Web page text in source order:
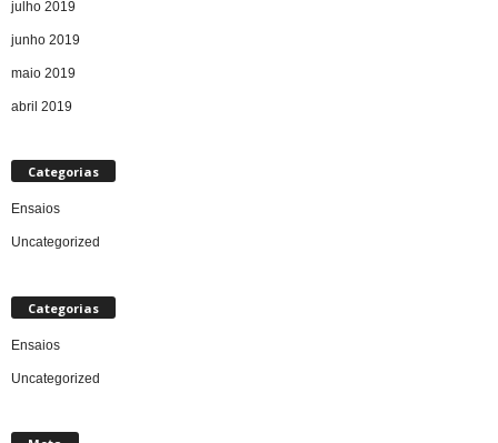
julho 2019
junho 2019
maio 2019
abril 2019
Categorias
Ensaios
Uncategorized
Categorias
Ensaios
Uncategorized